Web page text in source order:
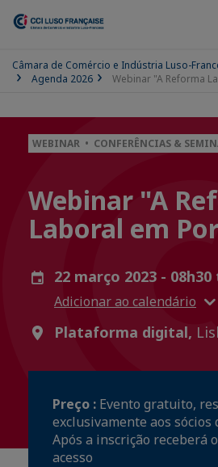
Câmara de Comércio e Indústria Luso-
Agenda 2026
Webinar "A Reforma
WEBINAR • CONFERÊNCIAS &
Webinar "A
Laboral em
22 março 2023 -
Adicionar ao calendário
Plataforma digital,
Preço : Evento gratuito,
exclusivamente aos sócios
Após a inscrição receberá
acesso